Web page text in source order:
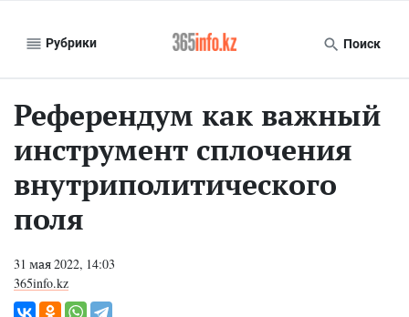
Рубрики Поиск
Референдум как важный
инструмент сплочения
внутриполитического
поля
31 мая 2022, 14:03
365info.kz